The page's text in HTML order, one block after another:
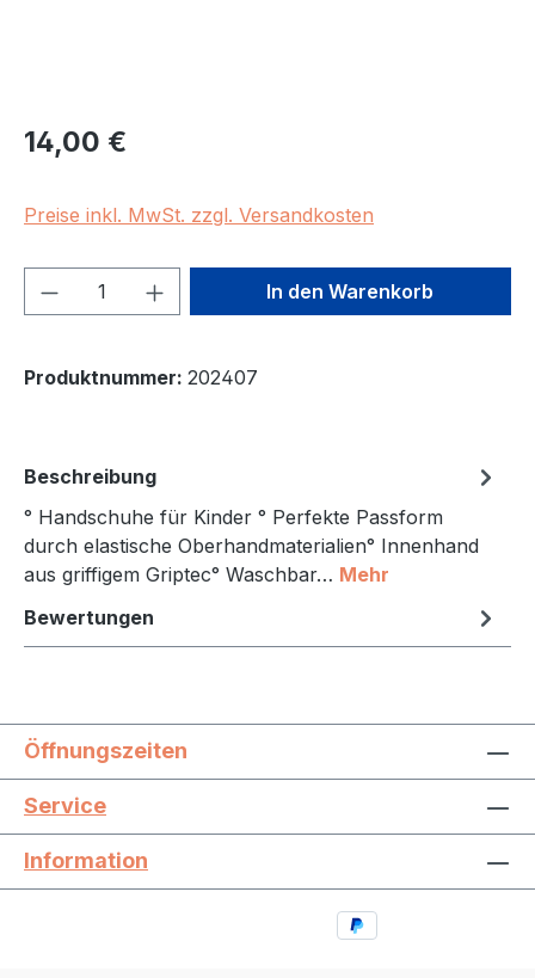
Regulärer Preis:
14,00 €
Preise inkl. MwSt. zzgl. Versandkosten
Produkt Anzahl: Gib denIn den Warenkorb
Produktnummer: 202407
Beschreibung
° Handschuhe für Kinder ° Perfekte Passform
durch elastische Oberhandmaterialien° Innenhand
aus griffigem Griptec° Waschbar… Mehr
Bewertungen
Öffnungszeiten
Service
Information